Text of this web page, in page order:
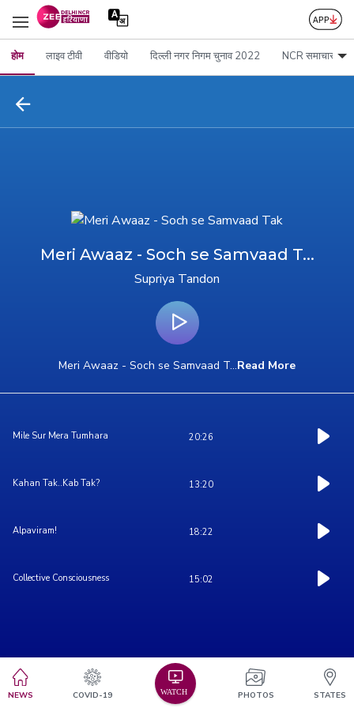
होम लाइव टीवी वीडियो दिल्ली नगर निगम चुनाव 2022 NCR समाचार
Meri Awaaz - Soch se Samvaad T...
Supriya Tandon
Meri Awaaz - Soch se Samvaad T...Read More
Mile Sur Mera Tumhara 20:26
Kahan Tak..Kab Tak? 13:20
Alpaviram! 18:22
Collective Consciousness 15:02
NEWS COVID-19 PHOTOS STATES